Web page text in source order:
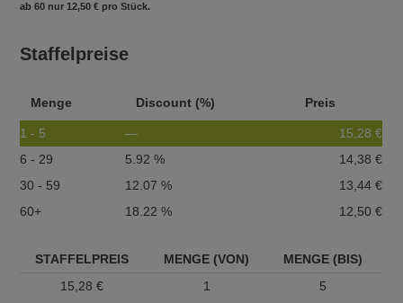
ab 60 nur 12,50€ pro Stück.
Staffelpreise
Menge Discount (%) Preis
1 - 5 — 15,28€
6 - 29
5.92 % 14,38€
30 - 59
12.07 % 13,44€
60+
18.22 % 12,50€
STAFFELPREIS MENGE (VON)
MENGE (BIS)
15,28 € 1
5